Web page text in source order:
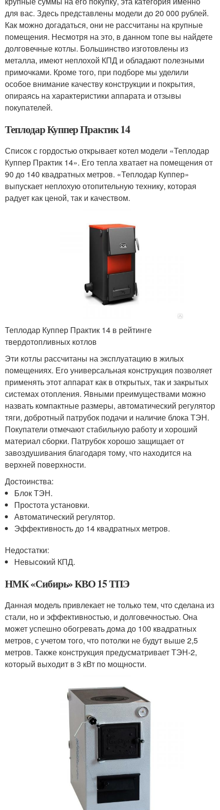
для вас. Здесь представлены модели до 20 000 рублей.
Как можно догадаться, они не рассчитаны на крупные
помещения. Несмотря на это, в данном топе вы найдете
долговечные котлы. Большинство изготовлены из
металла, имеют неплохой КПД и обладают полезными
примочками. Кроме того, при подборе мы уделили
особое внимание качеству конструкции и покрытия,
опираясь на характеристики аппарата и отзывы
покупателей.
Теплодар Куппер Практик 14
Список с гордостью открывает котел модели «Теплодар
Куппер Практик 14». Его тепла хватает на помещения от
90 до 140 квадратных метров. «Теплодар Куппер»
выпускает неплохую отопительную технику, которая
радует как ценой, так и качеством.
Теплодар Куппер Практик 14 в рейтинге
твердотопливных котлов
Эти котлы рассчитаны на эксплуатацию в жилых
помещениях. Его универсальная конструкция позволяет
применять этот аппарат как в открытых, так и закрытых
системах отопления. Явными преимуществами можно
назвать компактные размеры, автоматический регулятор
тяги, добротный патрубок подачи и наличие блока ТЭН.
Покупатели отмечают стабильную работу и хороший
материал сборки. Патрубок хорошо защищает от
завоздушивания благодаря тому, что находится на
верхней поверхности.
Достоинства:
Блок ТЭН.
Простота установки.
Автоматический регулятор.
Эффективность до 14 квадратных метров.
Недостатки:
Невысокий КПД.
НМК «Сибирь» КВО 15 ТПЭ
Данная модель привлекает не только тем, что сделана из
стали, но и эффективностью, и долговечностью. Она
может успешно обогревать дома до 100 квадратных
метров, с учетом того, что потолки не будут выше 2,5
метров. Также конструкция предусматривает ТЭН-2,
который выходит в 3 кВт по мощности.